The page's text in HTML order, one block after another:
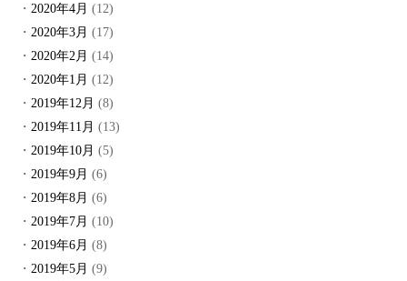
2020年4月 (12)
2020年3月 (17)
2020年2月 (14)
2020年1月 (12)
2019年12月 (8)
2019年11月 (13)
2019年10月 (5)
2019年9月 (6)
2019年8月 (6)
2019年7月 (10)
2019年6月 (8)
2019年5月 (9)